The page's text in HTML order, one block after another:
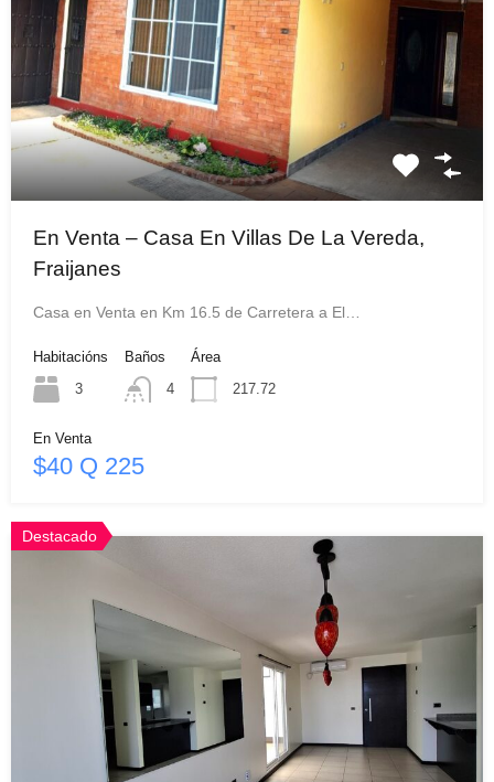
En Venta – Casa En Villas De La Vereda,
Fraijanes
Casa en Venta en Km 16.5 de Carretera a El…
Habitacións
3
Baños
4
Área
217.72
En Venta
$40 Q 225
Destacado